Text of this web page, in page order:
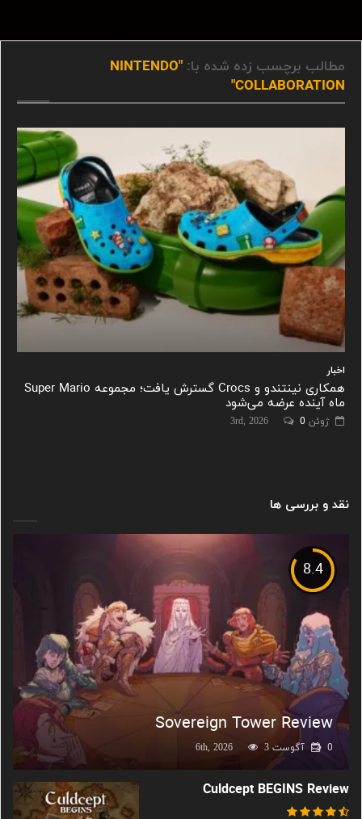
مطالب برچسب زده شده با: "NINTENDO
COLLABORATION"
اخبار
همکاری نینتندو و Crocs گسترش یافت؛ مجموعه Super Mario
ماه آینده عرضه می‌شود
ژوئن 3rd, 2026 0
نقد و بررسی ها
8.4
Sovereign Tower Review
آگوست 6th, 2026 3 0
Culdcept BEGINS Review